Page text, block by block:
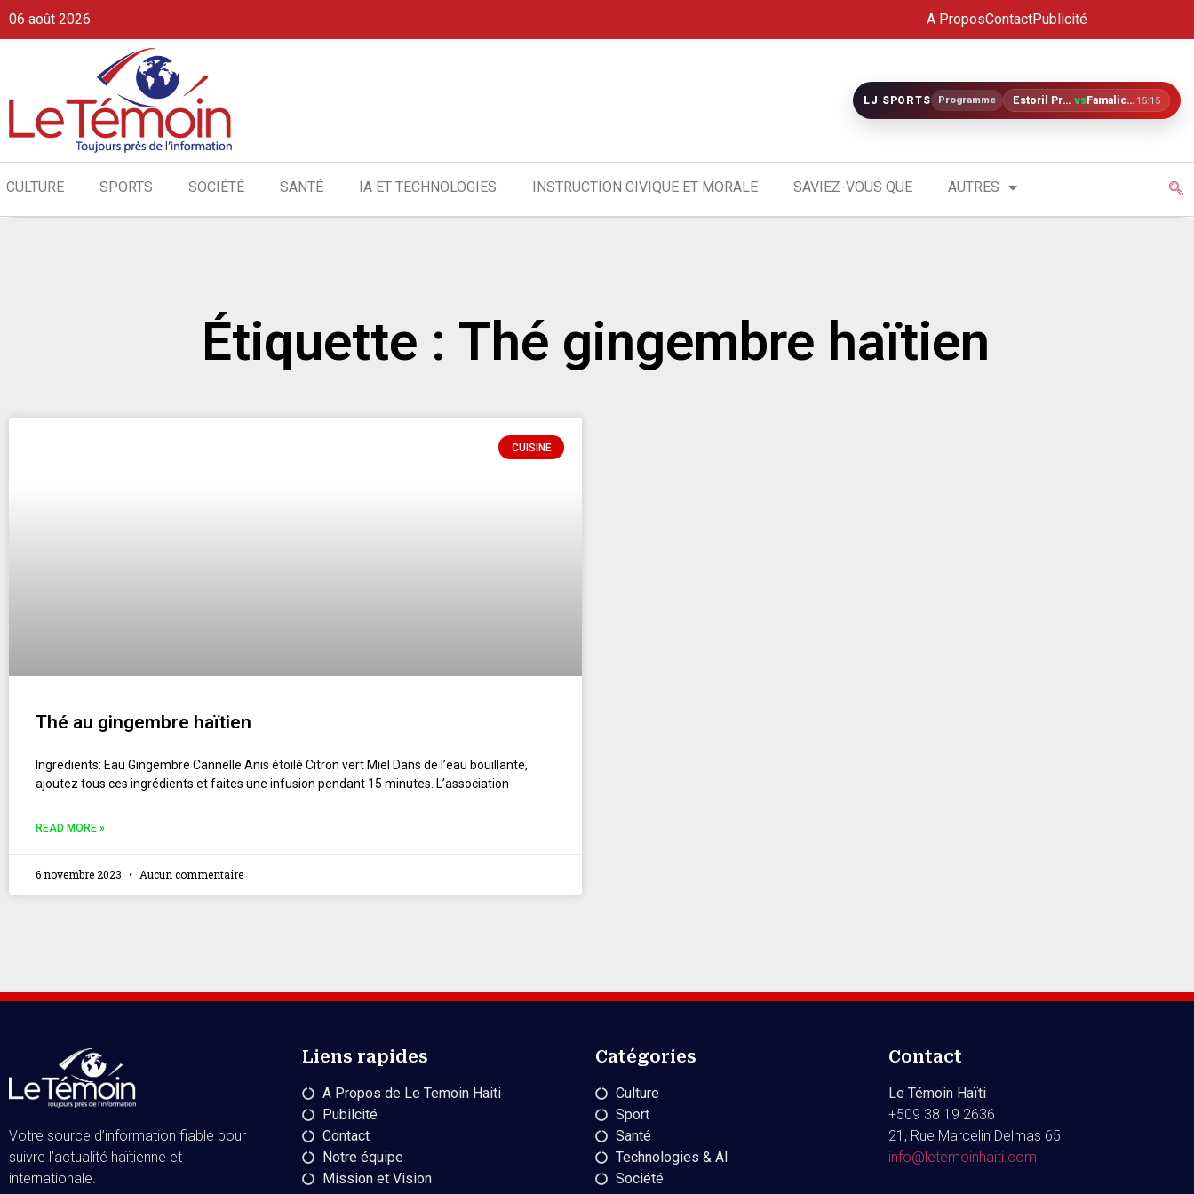
06 août 2026 A ProposContactPublicité
LJ SPORTS Programme Estoril Praia vs Famalicão 15:15
CULTURE SPORTS SOCIÉTÉ SANTÉ IA ET TECHNOLOGIES INSTRUCTION CIVIQUE ET MORALE SAVIEZ-VOUS QUE AUTRES
Étiquette : Thé gingembre haïtien
CUISINE
Thé au gingembre haïtien
Ingredients: Eau Gingembre Cannelle Anis étoilé Citron vert Miel Dans de l’eau bouillante,
ajoutez tous ces ingrédients et faites une infusion pendant 15 minutes. L’association
READ MORE »
6 novembre 2023 Aucun commentaire
Votre source d’information fiable pour
suivre l’actualité haïtienne et
internationale.
Liens rapides
A Propos de Le Temoin Haiti
Pubilcité
Contact
Notre équipe
Mission et Vision
Catégories
Culture
Sport
Santé
Technologies & AI
Société
Contact
Le Témoin Haïti
+509 38 19 2636
21, Rue Marcelin Delmas 65
info@letemoinhaiti.com